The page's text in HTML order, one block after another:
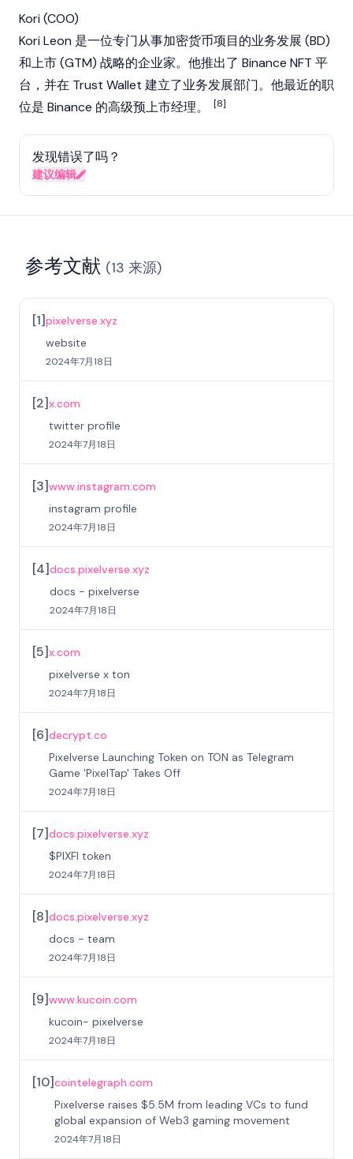
Kori (COO)
Kori Leon 是一位专门从事加密货币项目的业务发展 (BD)
和上市 (GTM) 战略的企业家。他推出了 Binance NFT 平
台，并在 Trust Wallet 建立了业务发展部门。他最近的职
位是 Binance 的高级预上市经理。 [8]
发现错误了吗？
建议编辑
参考文献 (13 来源)
[1]pixelverse.xyz
website
2024年7月18日
[2]x.com
twitter profile
2024年7月18日
[3]www.instagram.com
instagram profile
2024年7月18日
[4]docs.pixelverse.xyz
docs - pixelverse
2024年7月18日
[5]x.com
pixelverse x ton
2024年7月18日
[6]decrypt.co
Pixelverse Launching Token on TON as Telegram
Game 'PixelTap' Takes Off
2024年7月18日
[7]docs.pixelverse.xyz
$PIXFI token
2024年7月18日
[8]docs.pixelverse.xyz
docs - team
2024年7月18日
[9]www.kucoin.com
kucoin- pixelverse
2024年7月18日
[10]cointelegraph.com
Pixelverse raises $5.5M from leading VCs to fund
global expansion of Web3 gaming movement
2024年7月18日